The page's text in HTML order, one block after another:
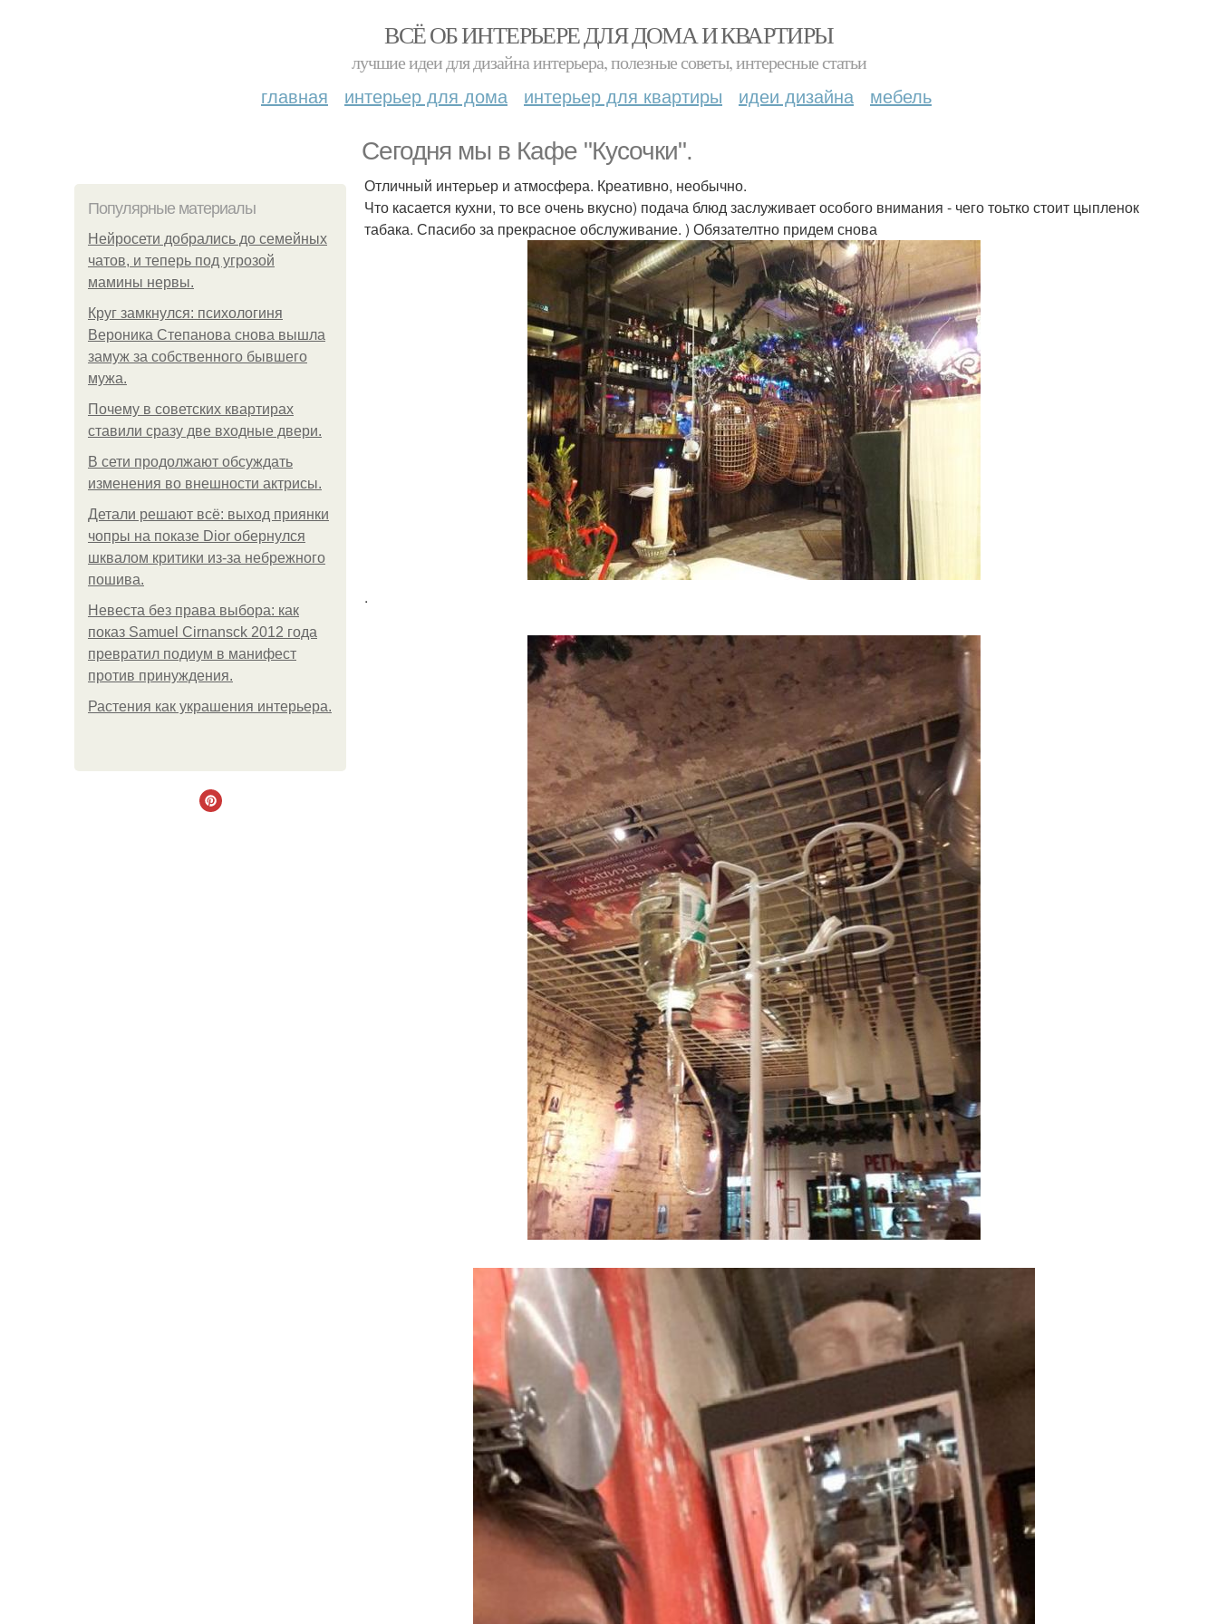
ВСЁ ОБ ИНТЕРЬЕРЕ ДЛЯ ДОМА И КВАРТИРЫ
лучшие идеи для дизайна интерьера, полезные советы, интересные статьи
главная интерьер для дома интерьер для квартиры идеи дизайна мебель
Сегодня мы в Кафе "Кусочки".
Популярные материалы
Нейросети добрались до семейных
чатов, и теперь под угрозой
мамины нервы.
Круг замкнулся: психологиня
Вероника Степанова снова вышла
замуж за собственного бывшего
мужа.
Почему в советских квартирах
ставили сразу две входные двери.
В сети продолжают обсуждать
изменения во внешности актрисы.
Детали решают всё: выход приянки
чопры на показе Dior обернулся
шквалом критики из-за небрежного
пошива.
Невеста без права выбора: как
показ Samuel Cirnansck 2012 года
превратил подиум в манифест
против принуждения.
Растения как украшения интерьера.
Отличный интерьер и атмосфера. Креативно, необычно.
Что касается кухни, то все очень вкусно) подача блюд заслуживает особого внимания - чего тоьтко стоит цыпленок
табака. Спасибо за прекрасное обслуживание. ) Обязателтно придем снова
.